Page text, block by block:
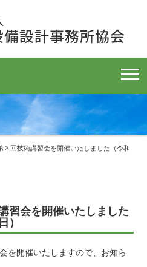
３回技術講習会を開催いたしました（令和
習会を開催いたしました
）
を開催いたしますので、お知ら